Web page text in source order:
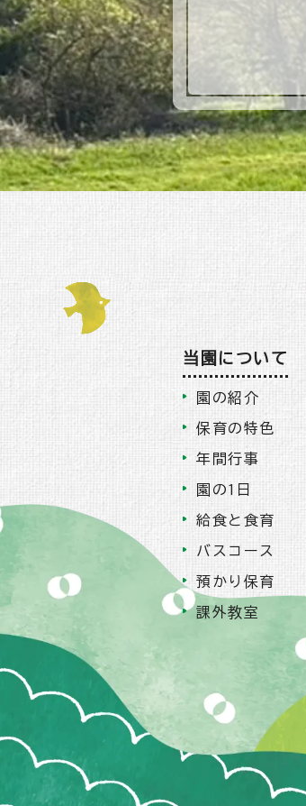
当園について
園の紹介
保育の特色
年間行事
園の1日
給食と食育
バスコース
預かり保育
課外教室